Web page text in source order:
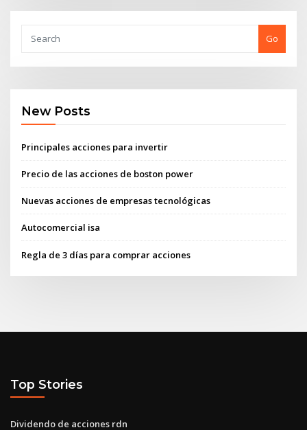
Go
New Posts
Principales acciones para invertir
Precio de las acciones de boston power
Nuevas acciones de empresas tecnológicas
Autocomercial isa
Regla de 3 días para comprar acciones
Top Stories
Dividendo de acciones rdn